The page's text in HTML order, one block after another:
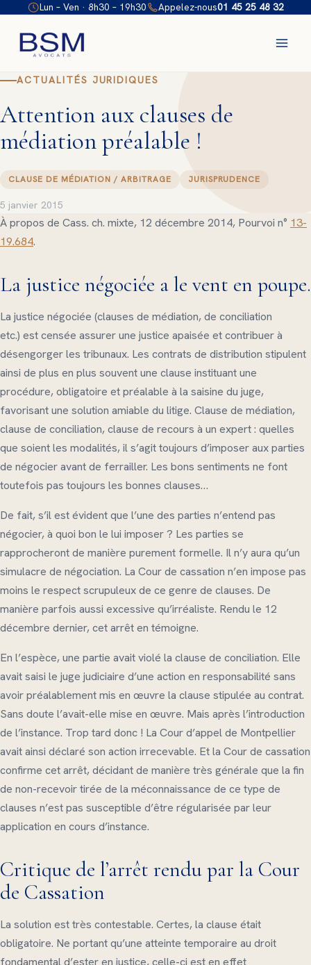
contenu
Lun – Ven · 8h30 – 19h30 Appelez-nous01 45 25 48 32
ACTUALITÉS JURIDIQUES
Attention aux clauses de
médiation préalable !
CLAUSE DE MÉDIATION / ARBITRAGE JURISPRUDENCE
5 janvier 2015
À propos de Cass. ch. mixte, 12 décembre 2014, Pourvoi n° 13-
19.684.
La justice négociée a le vent en poupe.
La justice négociée (clauses de médiation, de conciliation
etc.) est censée assurer une justice apaisée et contribuer à
désengorger les tribunaux. Les contrats de distribution stipulent
ainsi de plus en plus souvent une clause instituant une
procédure, obligatoire et préalable à la saisine du juge,
favorisant une solution amiable du litige. Clause de médiation,
clause de conciliation, clause de recours à un expert : quelles
que soient les modalités, il s’agit toujours d’imposer aux parties
de négocier avant de ferrailler. Les bons sentiments ne font
toutefois pas toujours les bonnes clauses…
De fait, s’il est évident que l’une des parties n’entend pas
négocier, à quoi bon le lui imposer ? Les parties se
rapprocheront de manière purement formelle. Il n’y aura qu’un
simulacre de négociation. La Cour de cassation n’en impose pas
moins le respect scrupuleux de ce genre de clauses. De
manière parfois aussi excessive qu’irréaliste. Rendu le 12
décembre dernier, cet arrêt en témoigne.
En l’espèce, une partie avait violé la clause de conciliation. Elle
avait saisi le juge judiciaire d’une action en responsabilité sans
avoir préalablement mis en œuvre la clause stipulée au contrat.
Sans doute l’avait-elle mise en œuvre. Mais après l’introduction
de l’instance. Trop tard donc ! La Cour d’appel de Montpellier
avait ainsi déclaré son action irrecevable. Et la Cour de cassation
confirme cet arrêt, décidant de manière très générale que la fin
de non-recevoir tirée de la méconnaissance de ce type de
clauses n’est pas susceptible d’être régularisée par leur
application en cours d’instance.
Critique de l’arrêt rendu par la Cour
de Cassation
La solution est très contestable. Certes, la clause était
obligatoire. Ne portant qu’une atteinte temporaire au droit
fondamental d’ester en justice, celle-ci est en effet